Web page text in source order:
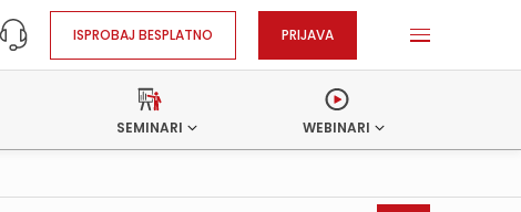
ISPROBAJ BESPLATNO PRIJAVA
SEMINARI WEBINARI